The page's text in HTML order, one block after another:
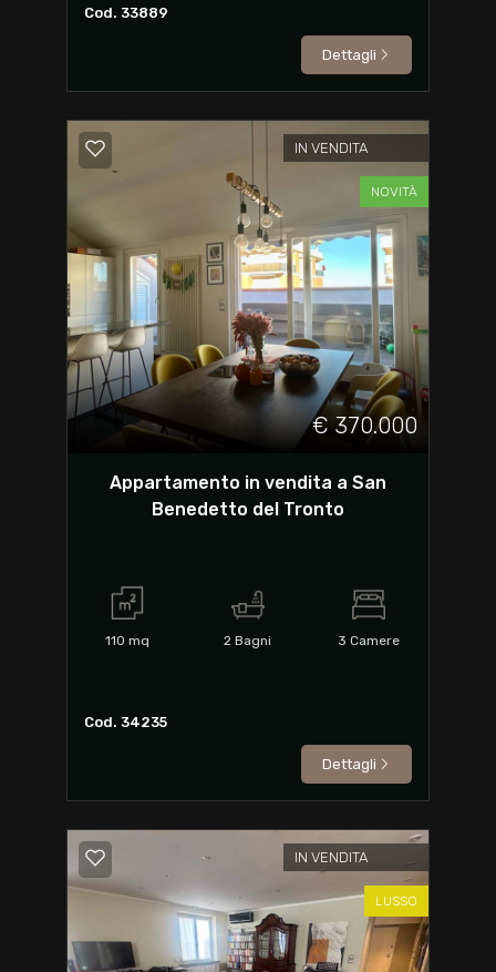
Cod. 33889
Dettagli
IN VENDITA
NOVITÀ
€ 370.000
Appartamento in vendita a San
Benedetto del Tronto
110 mq 2 Bagni 3 Camere
Cod. 34235
Dettagli
IN VENDITA
LUSSO